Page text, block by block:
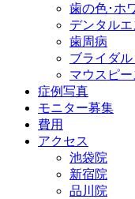
歯の色･ホ
デンタルエ
歯周病
ブライダ
マウスピ
症例写真
モニター募集
費用
アクセス
池袋院
新宿院
品川院